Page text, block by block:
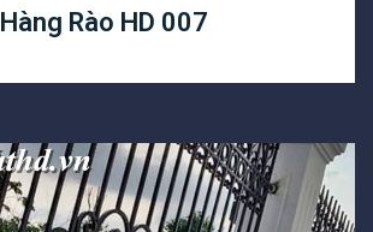
Hàng Rào HD 007